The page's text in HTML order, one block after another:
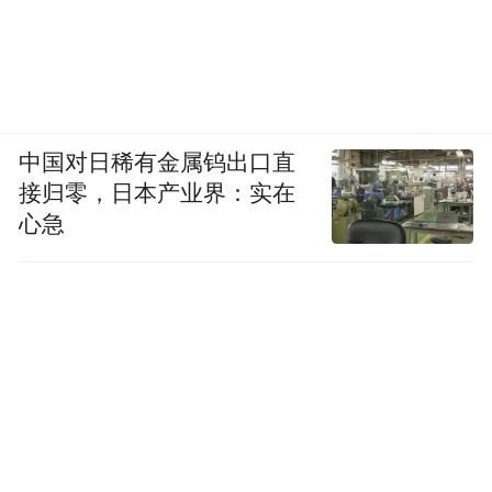
中国对日稀有金属钨出口直
接归零，日本产业界：实在
心急